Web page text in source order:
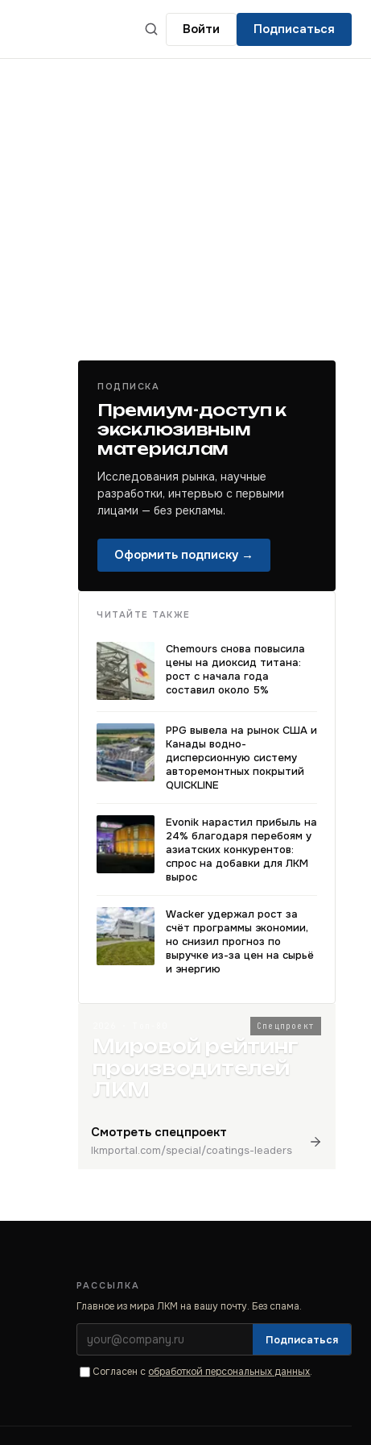
Войти Подписаться
ПОДПИСКА
Премиум-доступ к
эксклюзивным
материалам
Исследования рынка, научные
разработки, интервью с первыми
лицами — без рекламы.
Оформить подписку →
ЧИТАЙТЕ ТАКЖЕ
Chemours снова повысила
цены на диоксид титана:
рост с начала года
составил около 5%
PPG вывела на рынок США и
Канады водно-
дисперсионную систему
авторемонтных покрытий
QUICKLINE
Evonik нарастил прибыль на
24% благодаря перебоям у
азиатских конкурентов:
спрос на добавки для ЛКМ
вырос
Wacker удержал рост за
счёт программы экономии,
но снизил прогноз по
выручке из-за цен на сырьё
и энергию
Спецпроект
Мировой рейтинг
производителей
ЛКМ
Смотреть спецпроект
lkmportal.com/special/coatings-leaders
РАССЫЛКА
Главное из мира ЛКМ на вашу почту. Без спама.
Подписаться
Согласен с обработкой персональных данных.